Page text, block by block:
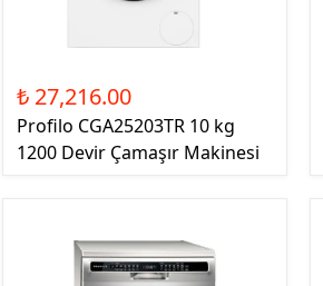
₺ 27,216.00
Profilo CGA25203TR 10 kg
1200 Devir Çamaşır Makinesi